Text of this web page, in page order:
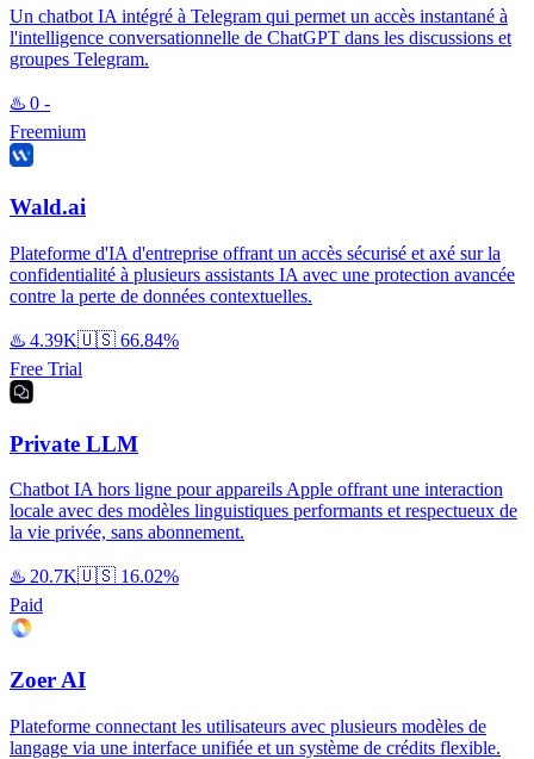
Un chatbot IA intégré à Telegram qui permet un accès instantané à
l'intelligence conversationnelle de ChatGPT dans les discussions et
groupes Telegram.
♨️ 0 -
Freemium
Wald.ai
Plateforme d'IA d'entreprise offrant un accès sécurisé et axé sur la
confidentialité à plusieurs assistants IA avec une protection avancée
contre la perte de données contextuelles.
♨️ 4.39K🇺🇸 66.84%
Free Trial
Private LLM
Chatbot IA hors ligne pour appareils Apple offrant une interaction
locale avec des modèles linguistiques performants et respectueux de
la vie privée, sans abonnement.
♨️ 20.7K🇺🇸 16.02%
Paid
Zoer AI
Plateforme connectant les utilisateurs avec plusieurs modèles de
langage via une interface unifiée et un système de crédits flexible.